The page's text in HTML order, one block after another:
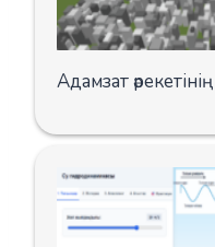
Адамзат